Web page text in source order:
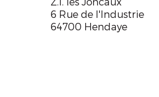
6 Rue de l'Industrie
64700 Hendaye